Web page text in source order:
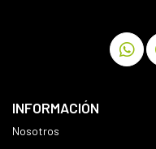
INFORMACIÓN
Nosotros